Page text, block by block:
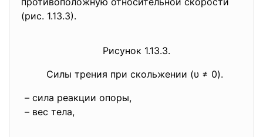
(рис. 1.13.3).
Рисунок 1.13.3.
Силы трения при скольжении (υ ≠ 0).
– сила реакции опоры,
– вес тела,